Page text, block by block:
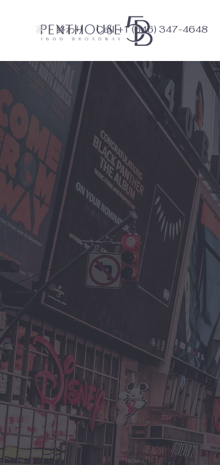
家 終わり Call +1 (646) 347-4648